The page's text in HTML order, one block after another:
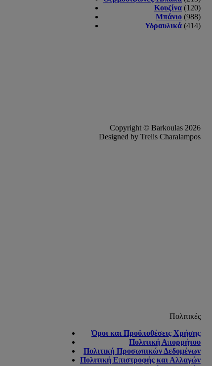
Κουζίνα (120)
Μπάνιο (988)
Υδραυλικά (414)
Copyright © Barkoulas 2026
Designed by Trelis Charalampos
Πολιτικές
Όροι και Προϋποθέσεις Χρήσης
Πολιτική Απορρήτου
Πολιτική Προσωπικών Δεδομένων
Πολιτική Επιστροφής και Αλλαγών